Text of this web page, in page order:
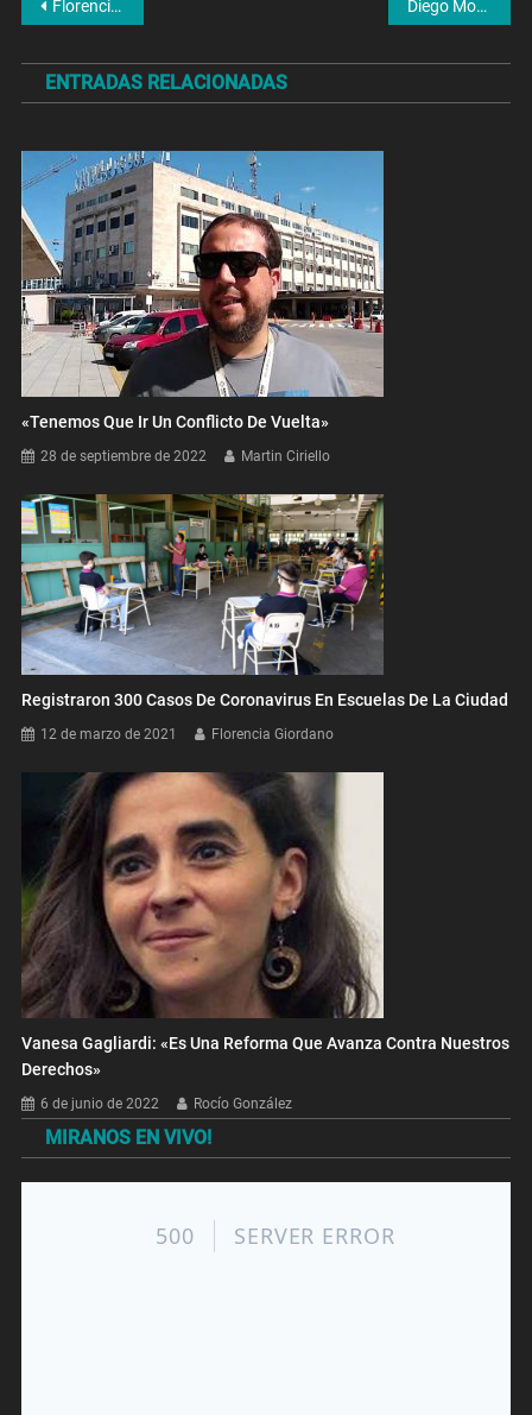
de
entradas
Florencia Gutiérrez: «Cuando mejora el poder adquisitivo aparecen los especuladores» Diego Monarriz: «En inferiores se hace un trabajo en base a la primera y en conjunto con los coordinadores»
ENTRADAS RELACIONADAS
«Tenemos Que Ir Un Conflicto De Vuelta»
28 de septiembre de 2022 Martin Ciriello
Registraron 300 Casos De Coronavirus En Escuelas De La Ciudad
12 de marzo de 2021 Florencia Giordano
Vanesa Gagliardi: «Es Una Reforma Que Avanza Contra Nuestros
Derechos»
6 de junio de 2022 Rocío González
MIRANOS EN VIVO!